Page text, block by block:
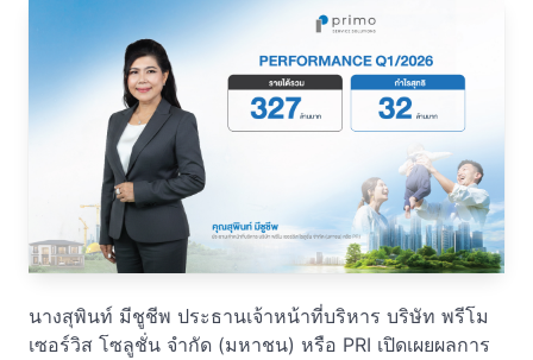
นางสุพินท์ มีชูชีพ ประธานเจ้าหน้าที่บริหาร บริษัท พรีโม
เซอร์วิส โซลูชั่น จำกัด (มหาชน) หรือ PRI เปิดเผยผลการ